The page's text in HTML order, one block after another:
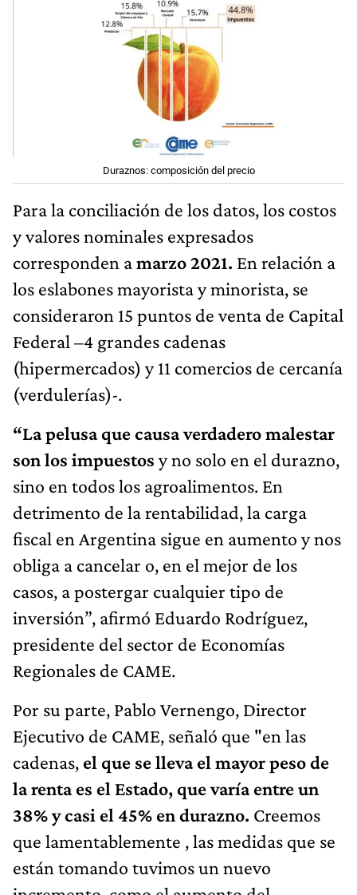
Duraznos: composición del precio
Para la conciliación de los datos, los costos
y valores nominales expresados
corresponden amarzo 2021. En relación a
los eslabones mayorista y minorista, se
consideraron 15 puntos de venta de Capital
Federal –4 grandes cadenas
(hipermercados) y 11 comercios de cercanía
(verdulerías)-.
“La pelusa que causa verdadero malestar
son los impuestos y no solo en el durazno,
sino en todos los agroalimentos. En
detrimento de la rentabilidad, la carga
fiscal en Argentina sigue en aumento y nos
obliga a cancelar o, en el mejor de los
casos, a postergar cualquier tipo de
inversión”, afirmó Eduardo Rodríguez,
presidente del sector de Economías
Regionales de CAME.
Por su parte, Pablo Vernengo, Director
Ejecutivo de CAME, señaló que "en las
cadenas, el que se lleva el mayor peso de
la renta es el Estado, que varía entre un
38% y casi el 45% en durazno. Creemos
que lamentablemente , las medidas que se
están tomando tuvimos un nuevo